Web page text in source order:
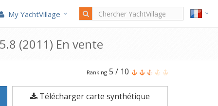
My YachtVillage
(2011) En vente
Le
Sting
Ray
Ranking 5 / 10
Télécharger carte synthétique